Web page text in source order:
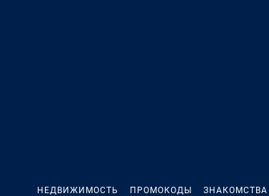
НЕДВИЖИМОСТЬ ПРОМОКОДЫ ЗНАКОМСТВА